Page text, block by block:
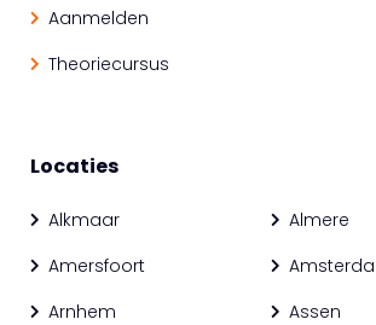
Aanmelden
Theoriecursus
Locaties
Alkmaar
Almere
Amersfoort
Arnhem
Assen